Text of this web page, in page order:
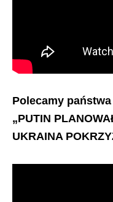
Polecamy
„PUTIN
UKRAINA